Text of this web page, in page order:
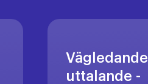
Vägledande
uttalande -